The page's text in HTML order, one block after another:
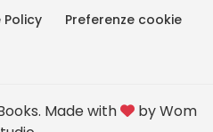
Policy Preferenze cookie
Made with byWom